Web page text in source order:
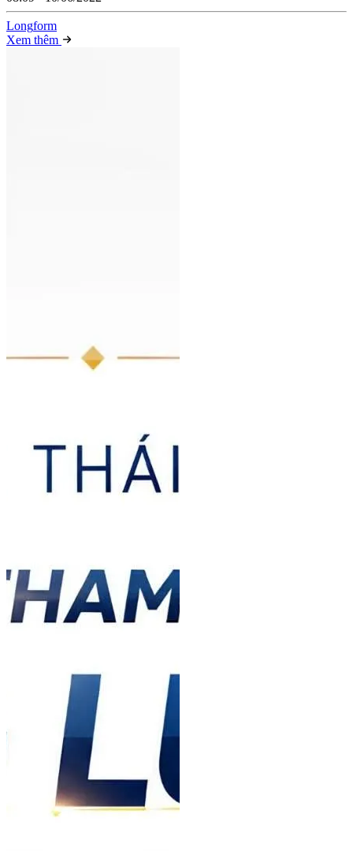
Longform
Xem thêm